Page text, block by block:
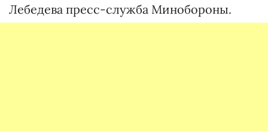
Лебедева пресс-служба Минобороны.